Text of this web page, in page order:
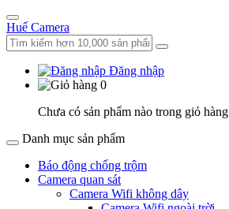
Huế Camera
Đăng nhập
0
Chưa có sản phẩm nào trong giỏ hàng
Danh mục sản phẩm
Báo động chống trộm
Camera quan sát
Camera Wifi không dây